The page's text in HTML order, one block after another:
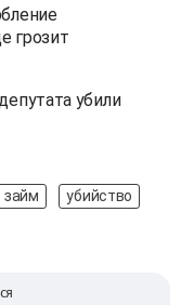
грозит
убили
займ
убийство